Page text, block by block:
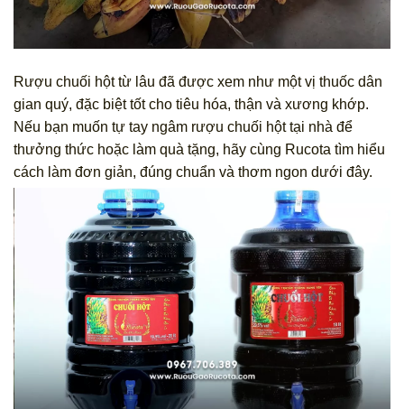
Rượu chuối hột từ lâu đã được xem như một vị thuốc dân
gian quý, đặc biệt tốt cho tiêu hóa, thận và xương khớp.
Nếu bạn muốn tự tay ngâm rượu chuối hột tại nhà để
thưởng thức hoặc làm quà tặng, hãy cùng Rucota tìm hiểu
cách làm đơn giản, đúng chuẩn và thơm ngon dưới đây.